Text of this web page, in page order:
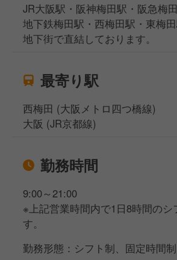
JR大阪駅・阪神梅田駅・阪急梅
地下鉄梅田駅・西梅田駅・東梅
地下街で直結しております。
最寄り駅
西梅田 (大阪メトロ四つ橋線)
大阪 (JR京都線)
勤務時間
9:00～21:00
※上記営業時間内で1日8時間のシ
す。
勤務形態：シフト制、固定時間制